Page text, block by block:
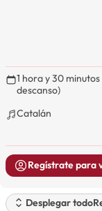
1 hora y 30 minutos
descanso)
Catalán
Regístrate para
Desplegar todo